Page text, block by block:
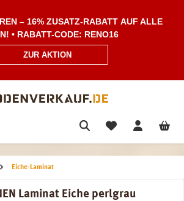
– 16% ZUSATZ-RABATT AUF ALLE
• RABATT-CODE: RENO16
ZUR AKTION
Eiche-Laminat
Laminat Eiche perlgrau